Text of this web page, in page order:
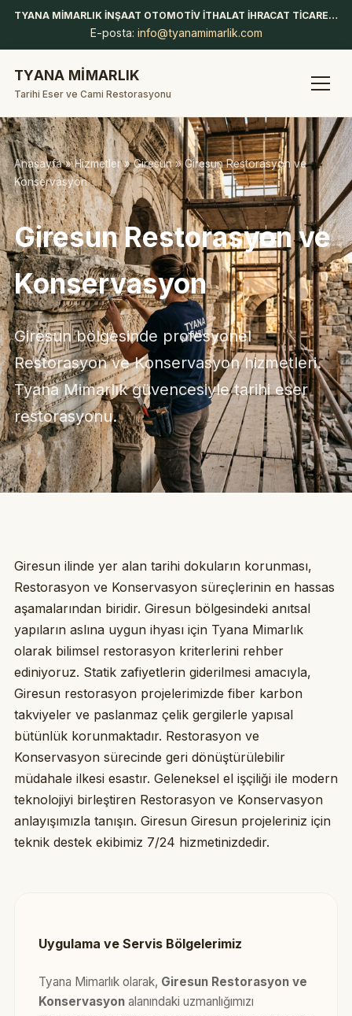
TYANA MİMARLIK İNŞAAT OTOMOTİV İTHALAT İHRACAT TİCARET LİMİTED ŞİRKETİ
E-posta: info@tyanamimarlik.com
TYANA MİMARLIK
Tarihi Eser ve Cami Restorasyonu
Anasayfa»Hizmetler»Giresun» Giresun Restorasyon ve
Konservasyon
Giresun Restorasyon ve
Konservasyon
Giresun bölgesinde profesyonel
Restorasyon ve Konservasyon hizmetleri.
Tyana Mimarlık güvencesiyle tarihi eser
restorasyonu.
Giresun ilinde yer alan tarihi dokuların korunması,
Restorasyon ve Konservasyon süreçlerinin en hassas
aşamalarından biridir. Giresun bölgesindeki anıtsal
yapıların aslına uygun ihyası için Tyana Mimarlık
olarak bilimsel restorasyon kriterlerini rehber
ediniyoruz. Statik zafiyetlerin giderilmesi amacıyla,
Giresun restorasyon projelerimizde fiber karbon
takviyeler ve paslanmaz çelik gergilerle yapısal
bütünlük korunmaktadır. Restorasyon ve
Konservasyon sürecinde geri dönüştürülebilir
müdahale ilkesi esastır. Geleneksel el işçiliği ile modern
teknolojiyi birleştiren Restorasyon ve Konservasyon
anlayışımızla tanışın. Giresun Giresun projeleriniz için
teknik destek ekibimiz 7/24 hizmetinizdedir.
Uygulama ve Servis Bölgelerimiz
Tyana Mimarlık olarak, Giresun Restorasyon ve
Konservasyonalanındaki uzmanlığımızı